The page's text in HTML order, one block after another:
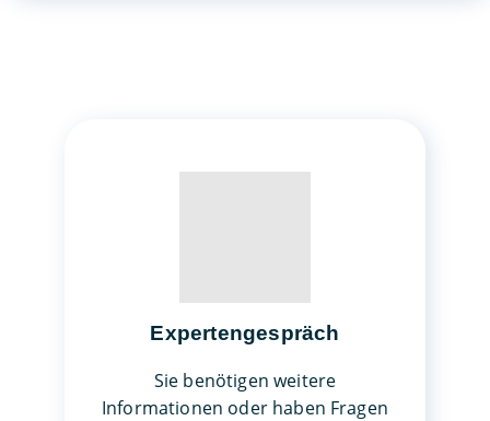
Expertengespräch
Sie benötigen weitere
Informationen oder haben Fragen